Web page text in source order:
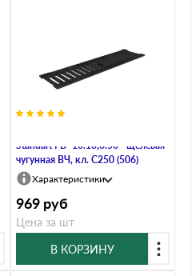
Standart РВ -10.13,6.50 - щелевая
чугунная ВЧ, кл. С250 (506)
Характеристики
969 руб
Цена за шт
В КОРЗИНУ